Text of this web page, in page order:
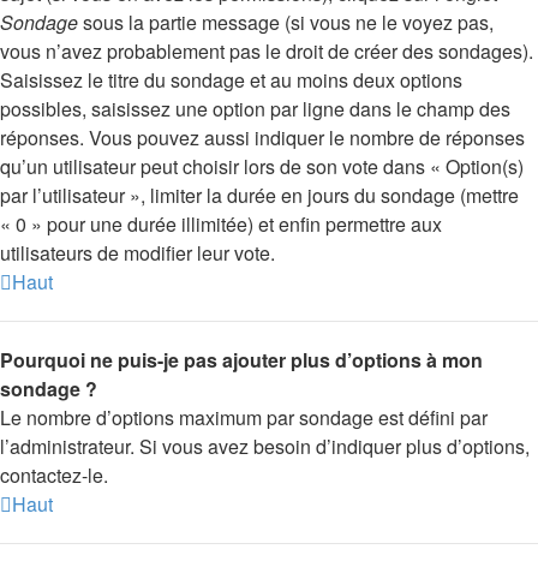
Sondagesous la partie message (si vous ne le voyez pas,
vous n’avez probablement pas le droit de créer des sondages).
Saisissez le titre du sondage et au moins deux options
possibles, saisissez une option par ligne dans le champ des
réponses. Vous pouvez aussi indiquer le nombre de réponses
qu’un utilisateur peut choisir lors de son vote dans « Option(s)
par l’utilisateur », limiter la durée en jours du sondage (mettre
« 0 » pour une durée illimitée) et enfin permettre aux
utilisateurs de modifier leur vote.
Haut
Pourquoi ne puis-je pas ajouter plus d’options à mon
sondage ?
Le nombre d’options maximum par sondage est défini par
l’administrateur. Si vous avez besoin d’indiquer plus d’options,
contactez-le.
Haut